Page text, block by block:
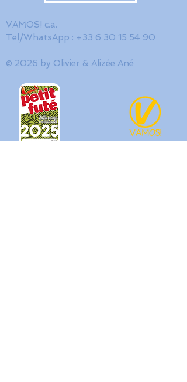
VAMOS! c.a.
Tel/WhatsApp : +33 6 30 15 54 90
© 2026 by Olivier & Alizée Ané